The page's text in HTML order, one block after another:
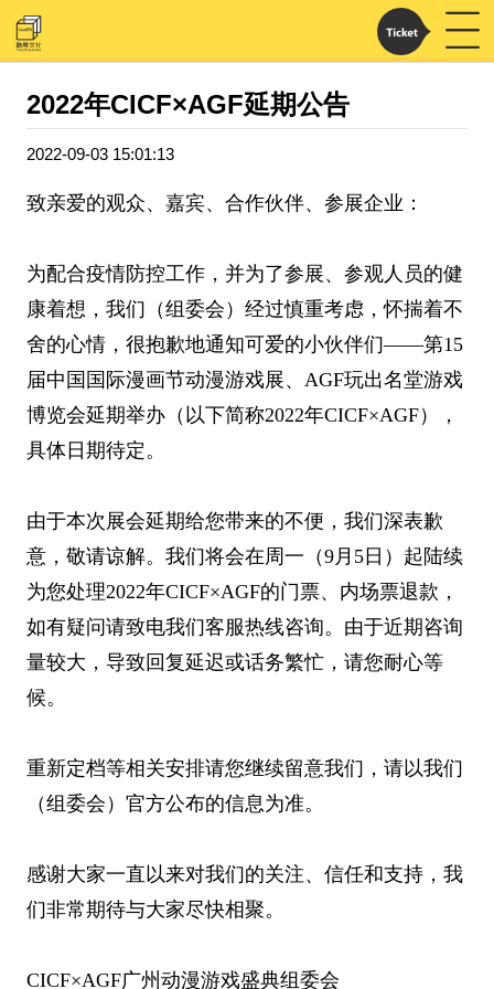
2022年CICF×AGF延期公告
2022-09-03 15:01:13
致亲爱的观众、嘉宾、合作伙伴、参展企业：
为配合疫情防控工作，并为了参展、参观人员的健
康着想，我们（组委会）经过慎重考虑，怀揣着不
舍的心情，很抱歉地通知可爱的小伙伴们——第15
届中国国际漫画节动漫游戏展、AGF玩出名堂游戏
博览会延期举办（以下简称2022年CICF×AGF），
具体日期待定。
由于本次展会延期给您带来的不便，我们深表歉
意，敬请谅解。我们将会在周一（9月5日）起陆续
为您处理2022年CICF×AGF的门票、内场票退款，
如有疑问请致电我们客服热线咨询。由于近期咨询
量较大，导致回复延迟或话务繁忙，请您耐心等
候。
重新定档等相关安排请您继续留意我们，请以我们
（组委会）官方公布的信息为准。
感谢大家一直以来对我们的关注、信任和支持，我
们非常期待与大家尽快相聚。
CICF×AGF广州动漫游戏盛典组委会